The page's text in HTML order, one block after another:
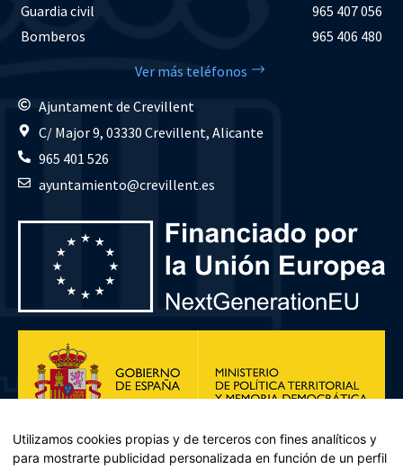
Guardia civil
965 407 056
Bomberos
965 406 480
Ver más teléfonos
Ajuntament de Crevillent
C/ Major 9, 03330 Crevillent, Alicante
965 401 526
ayuntamiento@crevillent.es
Utilizamos cookies propias y de terceros con fines analíticos y
para mostrarte publicidad personalizada en función de un perfil